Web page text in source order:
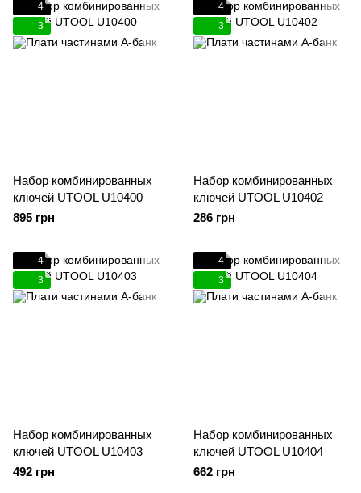
4
3
Набор комбинированных
ключей UTOOL U10400
895 грн
4
3
Набор комбинированных
ключей UTOOL U10402
286 грн
4
3
Набор комбинированных
ключей UTOOL U10403
492 грн
4
3
Набор комбинированных
ключей UTOOL U10404
662 грн